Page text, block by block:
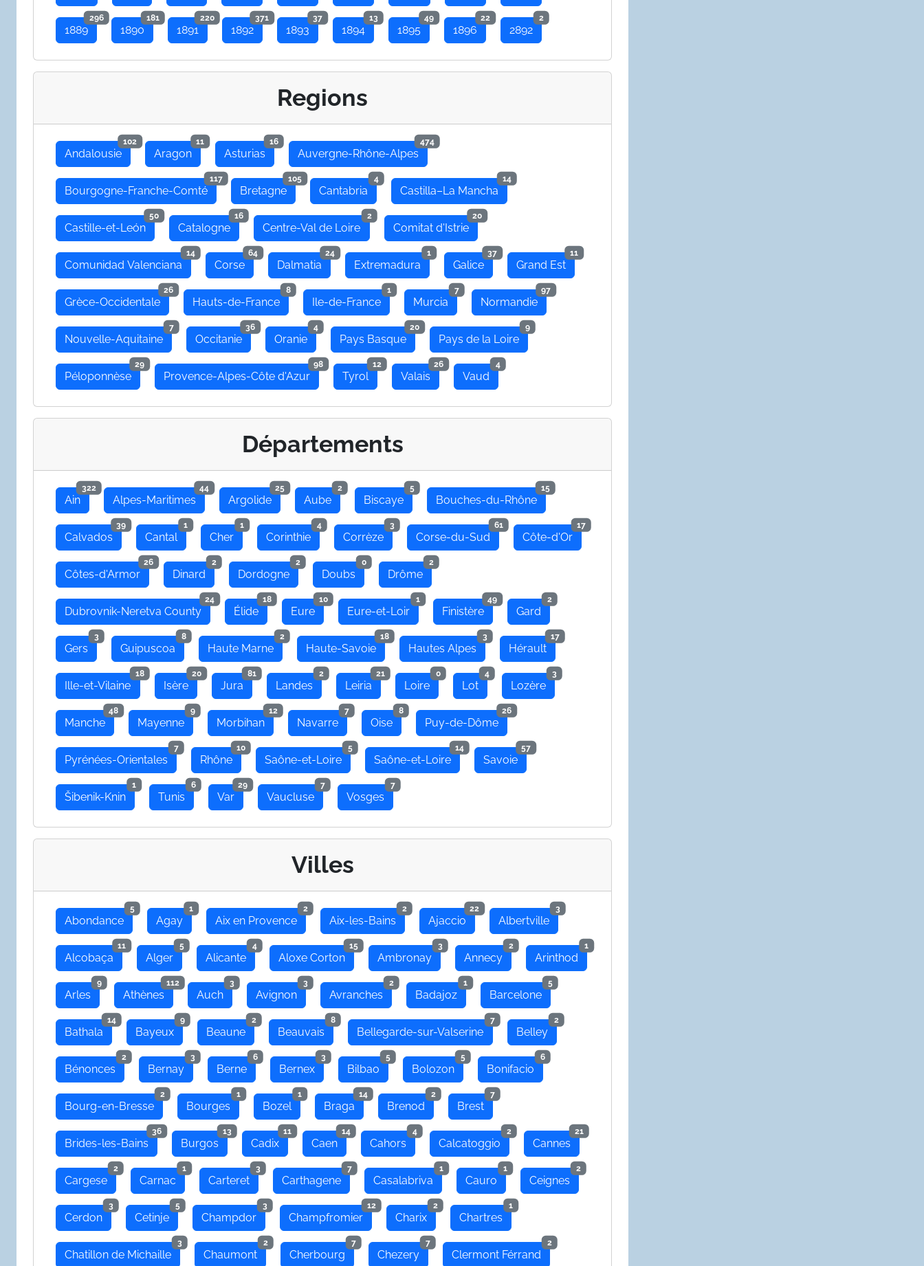
1889
296
1890
181
1891
220
1892
371
1893
37
1894
13
1895
49
1896
22
2892
2
Regions
Andalousie
102
Aragon
11
Asturias
16
Auvergne-Rhône-Alpes
474
Bourgogne-Franche-Comté
117
Bretagne
105
Cantabria
4
Castilla–La Mancha
14
Castille-et-León
50
Catalogne
16
Centre-Val de Loire
2
Comitat d'Istrie
20
Comunidad Valenciana
14
Corse
64
Dalmatia
24
Extremadura
1
Galice
37
Grand Est
11
Grèce-Occidentale
26
Hauts-de-France
8
Ile-de-France
1
Murcia
7
Normandie
97
Nouvelle-Aquitaine
7
Occitanie
36
Oranie
4
Pays Basque
20
Pays de la Loire
9
Péloponnèse
29
Provence-Alpes-Côte d'Azur
98
Tyrol
12
Valais
26
Vaud
4
Départements
Ain
322
Alpes-Maritimes
44
Argolide
25
Aube
2
Biscaye
5
Bouches-du-Rhône
15
Calvados
39
Cantal
1
Cher
1
Corinthie
4
Corrèze
3
Corse-du-Sud
61
Côte-d'Or
17
Côtes-d'Armor
26
Dinard
2
Dordogne
2
Doubs
0
Drôme
2
Dubrovnik-Neretva County
24
Élide
18
Eure
10
Eure-et-Loir
1
Finistère
49
Gard
2
Gers
3
Guipuscoa
8
Haute Marne
2
Haute-Savoie
18
Hautes Alpes
3
Hérault
17
Ille-et-Vilaine
18
Isère
20
Jura
81
Landes
2
Leiria
21
Loire
0
Lot
4
Lozère
3
Manche
48
Mayenne
9
Morbihan
12
Navarre
7
Oise
8
Puy-de-Dôme
26
Pyrénées-Orientales
7
Rhône
10
Saône-et-Loire
5
Saône-et-Loire
14
Savoie
57
Šibenik-Knin
1
Tunis
6
Var
29
Vaucluse
7
Vosges
7
Villes
Abondance
5
Agay
1
Aix en Provence
2
Aix-les-Bains
2
Ajaccio
22
Albertville
3
Alcobaça
11
Alger
5
Alicante
4
Aloxe Corton
15
Ambronay
3
Annecy
2
Arinthod
1
Arles
9
Athènes
112
Auch
3
Avignon
3
Avranches
2
Badajoz
1
Barcelone
5
Bathala
14
Bayeux
9
Beaune
2
Beauvais
8
Bellegarde-sur-Valserine
7
Belley
2
Bénonces
2
Bernay
3
Berne
6
Bernex
3
Bilbao
5
Bolozon
5
Bonifacio
6
Bourg-en-Bresse
2
Bourges
1
Bozel
1
Braga
14
Brenod
2
Brest
7
Brides-les-Bains
36
Burgos
13
Cadix
11
Caen
14
Cahors
4
Calcatoggio
2
Cannes
21
Cargese
2
Carnac
1
Carteret
3
Carthagene
7
Casalabriva
1
Cauro
1
Ceignes
2
Cerdon
3
Cetinje
5
Champdor
3
Champfromier
12
Charix
2
Chartres
1
Chatillon de Michaille
3
Chaumont
2
Cherbourg
7
Chezery
7
Clermont Férrand
2